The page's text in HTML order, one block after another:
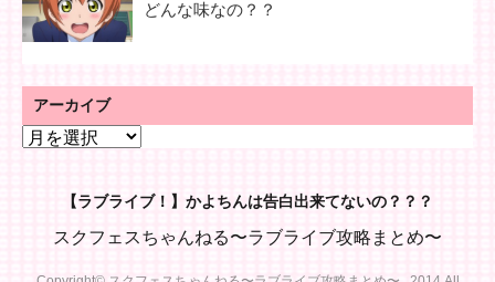
どんな味なの？？
アーカイブ
ア
【ラブライブ！】かよちんは告白出来てないの？？？
スクフェスちゃんねる〜ラブライブ攻略まとめ〜